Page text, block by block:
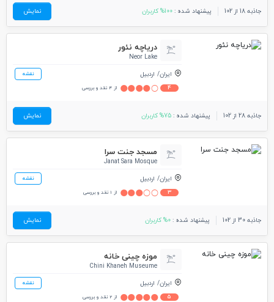
جاذبه 18 از 102 پیشنهاد شده : 100% کاربران نمایش
دریاچه نئور
Neor Lake
ایران اردبیل نقشه
4 از 4 نقد و بررسی
جاذبه 28 از 102 پیشنهاد شده : 75% کاربران نمایش
مسجد جنت سرا
Janat Sara Mosque
ایران اردبیل نقشه
3 از 1 نقد و بررسی
جاذبه 30 از 102 پیشنهاد شده : 0% کاربران نمایش
موزه چینی خانه
Chini Khaneh Museume
ایران اردبیل نقشه
5 از 2 نقد و بررسی